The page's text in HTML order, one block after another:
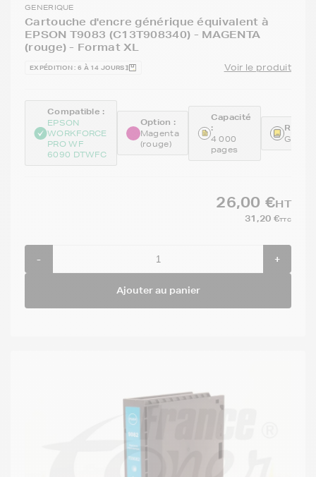
GENERIQUE
Cartouche d'encre générique équivalent à
EPSON T9083 (C13T908340) - MAGENTA
(rouge) - Format XL
EXPÉDITION : 6 À 14 JOURS Voir le produit
Compatible :
EPSON
WORKFORCE
PRO WF
6090 DTWFC
Option :
Magenta
(rouge)
Capacité
:
4 000
pages
26,00 €HT
31,20 €TTC
- +
Ajouter au panier